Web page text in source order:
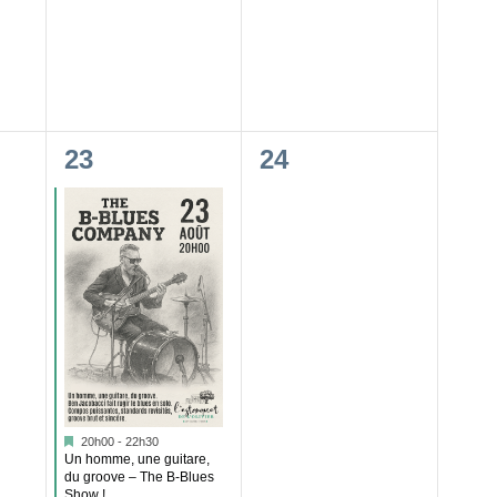
1
évènement,
23
Mis
en
avant
20h00 - 22h30
Un homme, une guitare,
du groove – The B-Blues
0
24